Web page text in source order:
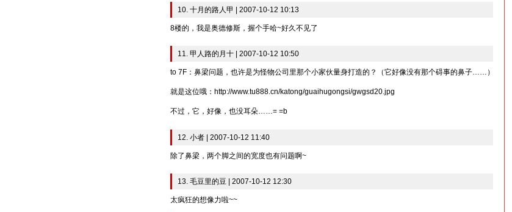
10. 十月的路人甲 | 2007-10-12 10:13
8楼的，我是奥德修斯，握个手哈~好久不见了
11. 甲人路的月十 | 2007-10-12 10:50
to 7F：鼻梁问题，也许是为怪物公司里那个小家伙量身打造的？（它好像没有那个碍事的鼻子……）
就是这位哦：http://www.tu888.cn/katong/guaihugongsi/gwgsd20.jpg
不过，它，好像，也没耳朵……= =b
12. 小者 | 2007-10-12 11:40
除了鼻梁，两个脚之间的宽度也有问题啊~
13. 毛豆里的豆 | 2007-10-12 12:30
太疯狂的想像力啦~~